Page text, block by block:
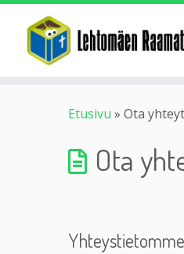
Etusivu » Ota
Ota